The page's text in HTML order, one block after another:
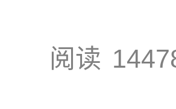
阅读